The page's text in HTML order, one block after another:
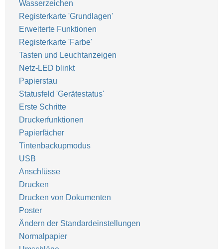
Wasserzeichen
Registerkarte 'Grundlagen'
Erweiterte Funktionen
Registerkarte 'Farbe'
Tasten und Leuchtanzeigen
Netz-LED blinkt
Papierstau
Statusfeld 'Gerätestatus'
Erste Schritte
Druckerfunktionen
Papierfächer
Tintenbackupmodus
USB
Anschlüsse
Drucken
Drucken von Dokumenten
Poster
Ändern der Standardeinstellungen
Normalpapier